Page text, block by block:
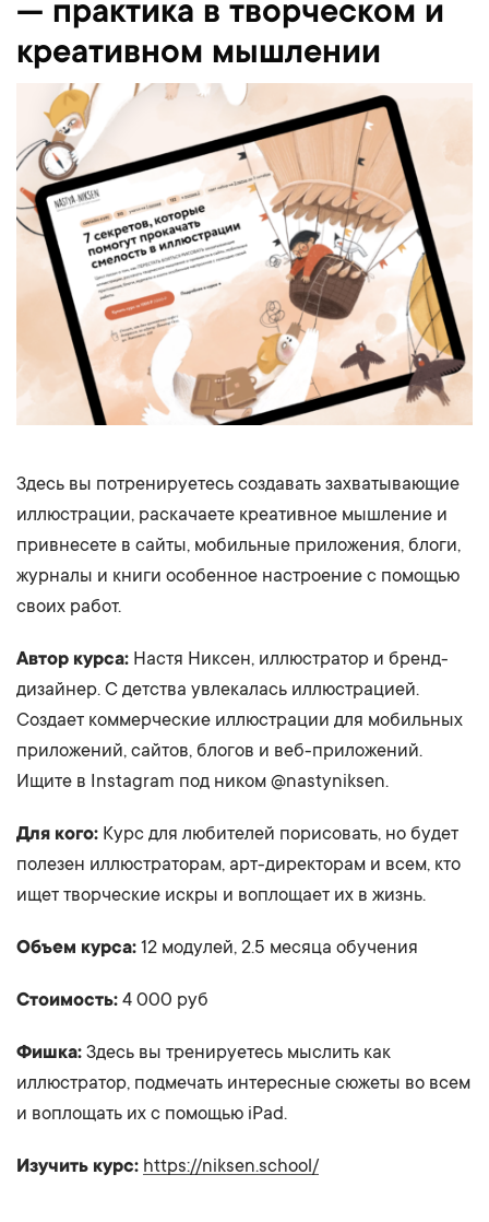
— практика в творческом и
креативном мышлении
Здесь вы потренируетесь создавать захватывающие
иллюстрации, раскачаете креативное мышление и
привнесете в сайты, мобильные приложения, блоги,
журналы и книги особенное настроение c помощью
своих работ.
Автор курса: Настя Никсен, иллюстратор и бренд-
дизайнер. С детства увлекалась иллюстрацией.
Создает коммерческие иллюстрации для мобильных
приложений, сайтов, блогов и веб-приложений.
Ищите в Instagram под ником @nastyniksen.
Для кого: Курс для любителей порисовать, но будет
полезен иллюстраторам, арт-директорам и всем, кто
ищет творческие искры и воплощает их в жизнь.
Объем курса: 12 модулей, 2.5 месяца обучения
Стоимость: 4 000 руб
Фишка: Здесь вы тренируетесь мыслить как
иллюстратор, подмечать интересные сюжеты во всем
и воплощать их с помощью iPad.
Изучить курс: https://niksen.school/